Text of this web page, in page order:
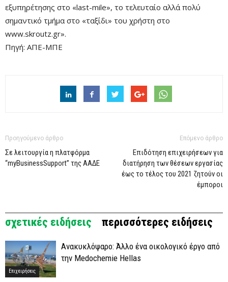
εξυπηρέτησης στο «last-mile», το τελευταίο αλλά πολύ
σημαντικό τμήμα στο «ταξίδι» του χρήστη στο
www.skroutz.gr».
Πηγή: ΑΠΕ-ΜΠΕ
Προηγούμενο άρθρο
Σε λειτουργία η πλατφόρμα
“myBusinessSupport” της ΑΑΔΕ
Επόμενο άρθρο
Επιδότηση επιχειρήσεων για
διατήρηση των θέσεων εργασίας
έως το τέλος του 2021 ζητούν οι
έμποροι
σχετικές ειδήσεις περισσότερες ειδήσεις
Επιχειρήσεις
Ανακυκλόψαρο: Άλλο ένα οικολογικό έργο από
την Medochemie Hellas